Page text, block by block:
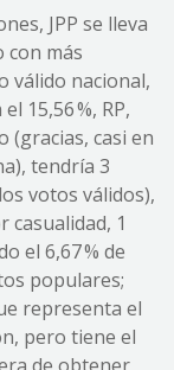
JPP se lleva
con más
válido nacional,
15,56 %, RP,
(gracias, casi en
tendría 3
votos válidos),
casualidad, 1
el 6,67 % de
populares;
representa el
pero tiene el